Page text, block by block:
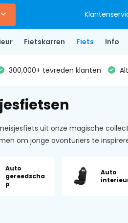
Fietskarren Fiets Info
300,000+ tevreden klanten
uit onze magische
om jonge avonturiers te
Auto
gereedscha
p
Auto